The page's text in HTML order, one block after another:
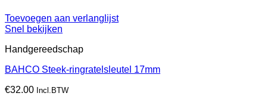
Toevoegen aan verlanglijst
Snel bekijken
Handgereedschap
BAHCO Steek-ringratelsleutel 17mm
€32.00 Incl.BTW